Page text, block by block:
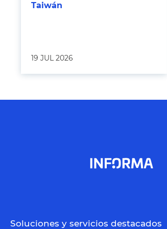
Taiwán
19 JUL 2026
Soluciones y servicios destacados